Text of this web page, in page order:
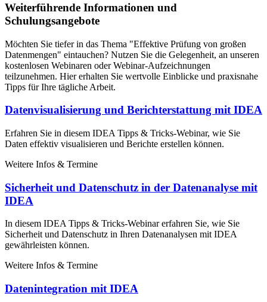
Weiterführende Informationen und
Schulungsangebote
Möchten Sie tiefer in das Thema "Effektive Prüfung von großen
Datenmengen" eintauchen? Nutzen Sie die Gelegenheit, an unseren
kostenlosen Webinaren oder Webinar-Aufzeichnungen
teilzunehmen. Hier erhalten Sie wertvolle Einblicke und praxisnahe
Tipps für Ihre tägliche Arbeit.
Datenvisualisierung und Berichterstattung mit IDEA
Erfahren Sie in diesem IDEA Tipps & Tricks-Webinar, wie Sie
Daten effektiv visualisieren und Berichte erstellen können.
Weitere Infos & Termine
Sicherheit und Datenschutz in der Datenanalyse mit
IDEA
In diesem IDEA Tipps & Tricks-Webinar erfahren Sie, wie Sie
Sicherheit und Datenschutz in Ihren Datenanalysen mit IDEA
gewährleisten können.
Weitere Infos & Termine
Datenintegration mit IDEA